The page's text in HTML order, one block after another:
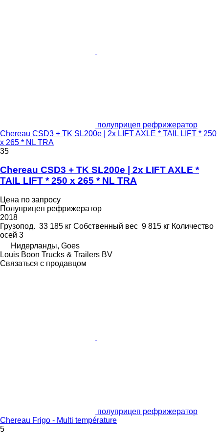
полуприцеп рефрижератор
Chereau CSD3 + TK SL200e | 2x LIFT AXLE * TAIL LIFT * 250
x 265 * NL TRA
35
Chereau CSD3 + TK SL200e | 2x LIFT AXLE *
TAIL LIFT * 250 x 265 * NL TRA
Цена по запросу
Полуприцеп рефрижератор
2018
Грузопод. 33 185 кг Собственный вес 9 815 кг Количество
осей 3
Нидерланды, Goes
Louis Boon Trucks & Trailers BV
Связаться с продавцом
полуприцеп рефрижератор
Chereau Frigo - Multi température
5